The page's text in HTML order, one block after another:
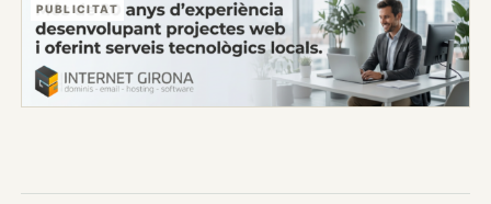
PUBLICITAT